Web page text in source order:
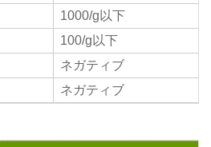
1000/g以下
100/g以下
ネガティブ
ネガティブ